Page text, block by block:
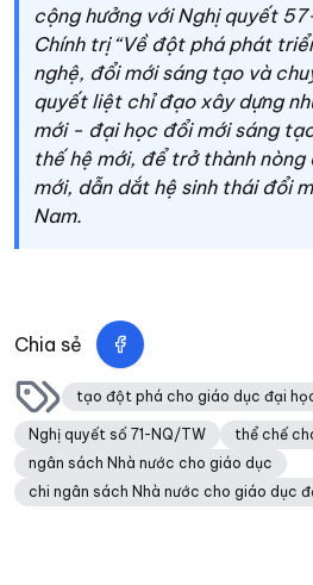
cộng hưởng với Nghị quyết
Chính trị “Về đột phá phát
nghệ, đổi mới sáng tạo và
quyết liệt chỉ đạo xây dựng
mới - đại học đổi mới sáng
thế hệ mới, để trở thành nòng
mới, dẫn dắt hệ sinh thái đổi
Nam.
Chia sẻ
tạo đột phá cho giáo dục đại
Nghị quyết số 71-NQ/TW
thể chế
ngân sách Nhà nước cho giáo dục
chi ngân sách Nhà nước cho giáo dục